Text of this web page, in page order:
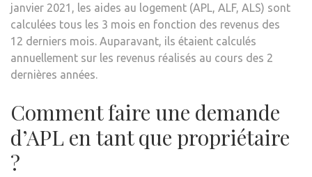
janvier 2021, les aides au logement (APL, ALF, ALS) sont
calculées tous les 3 mois en fonction des revenus des
12 derniers mois. Auparavant, ils étaient calculés
annuellement sur les revenus réalisés au cours des 2
dernières années.
Comment faire une demande
d’APL en tant que propriétaire
?